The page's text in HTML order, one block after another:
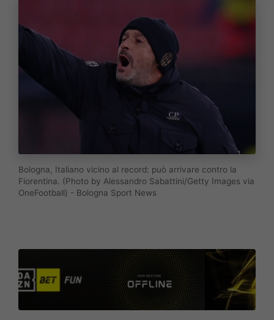
Bologna, Italiano vicino al record: può arrivare contro la
Fiorentina. (Photo by Alessandro Sabattini/Getty Images via
OneFootball) - Bologna Sport News